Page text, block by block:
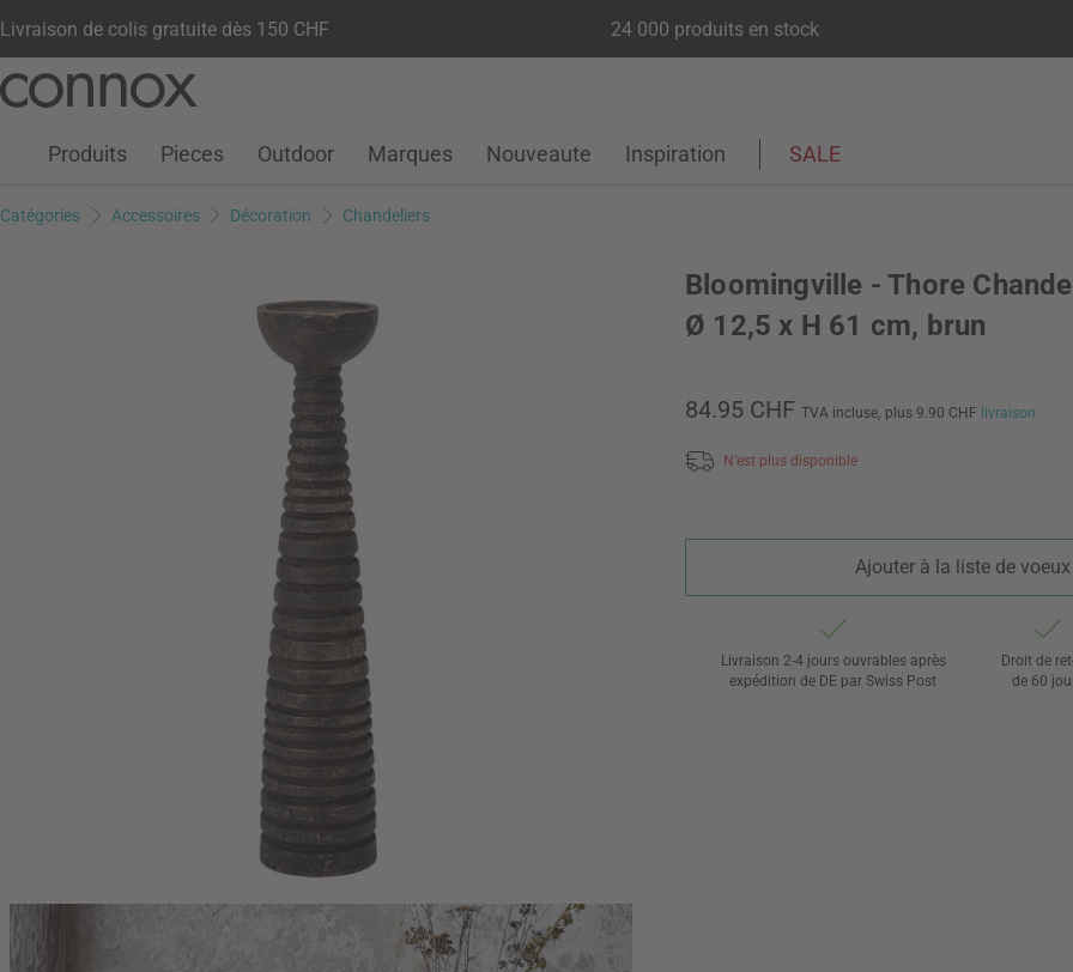
Livraison de colis gratuite dès 150 CHF 24 000 produits en stock
contenu
Votre compteListe de souhaits
Warenkorb
Produits Pieces Outdoor Marques Nouveaute Inspiration SALE
Catégories Accessoires Décoration Chandeliers
Bloomingville - Thore
Ø 12,5 x H 61 cm, brun
84.95 CHF TVA incluse, plus 9.90 CHF livraison
N’est plus disponible
Ajouter à la liste de voeux
Livraison 2-4 jours ouvrables après
expédition de DE par Swiss Post
Droit de
de 60